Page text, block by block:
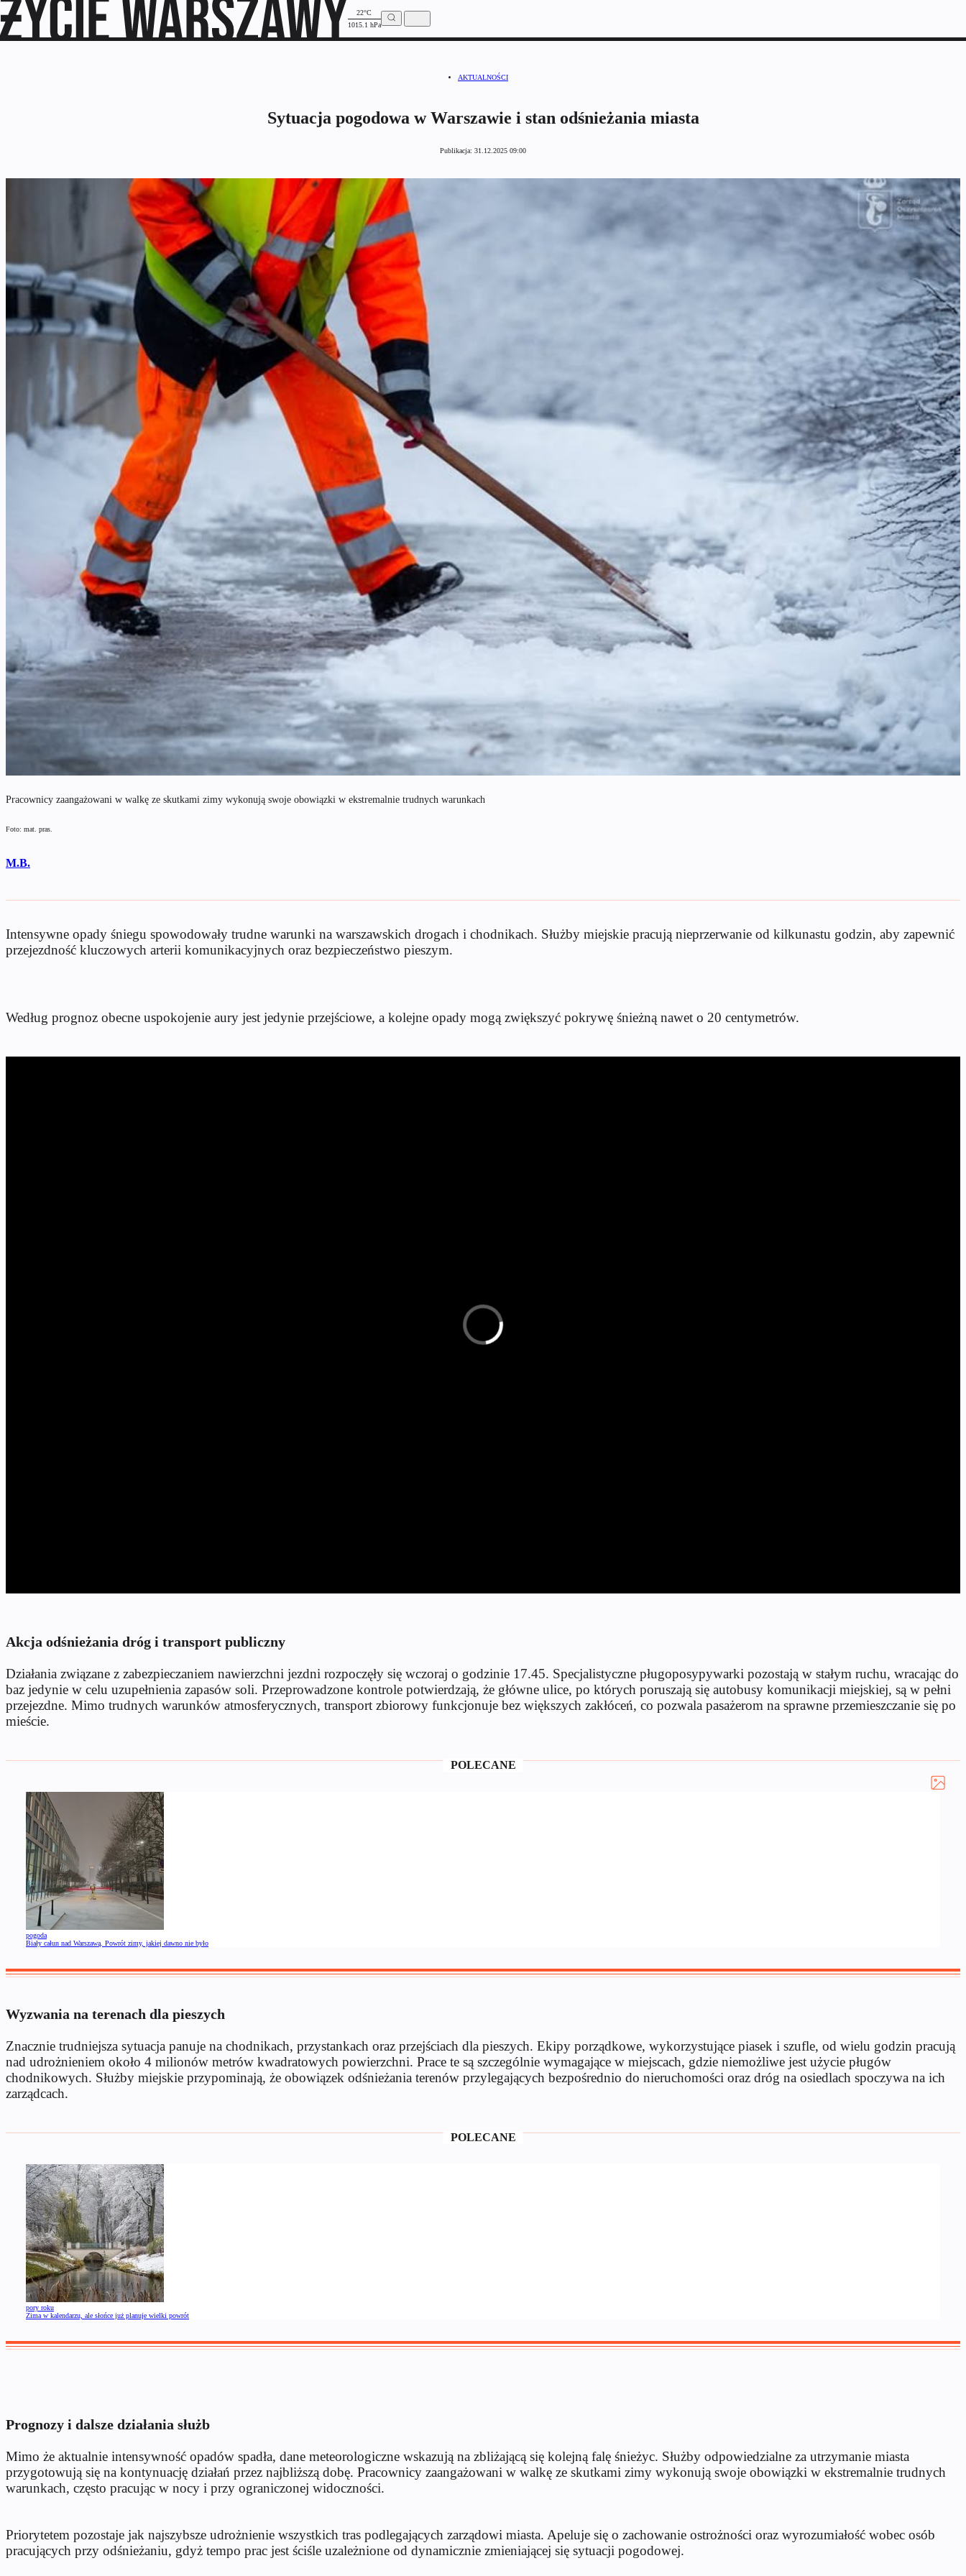
22°C
1015.1 hPa
AKTUALNOŚCI
Sytuacja pogodowa w Warszawie i stan odśnieżania miasta
Publikacja: 31.12.2025 09:00
Pracownicy zaangażowani w walkę ze skutkami zimy wykonują swoje obowiązki w ekstremalnie trudnych warunkach
Foto: mat. pras.
M.B.
Intensywne opady śniegu spowodowały trudne warunki na warszawskich drogach i chodnikach. Służby miejskie pracują nieprzerwanie od kilkunastu godzin, aby zapewnić
przejezdność kluczowych arterii komunikacyjnych oraz bezpieczeństwo pieszym.
Według prognoz obecne uspokojenie aury jest jedynie przejściowe, a kolejne opady mogą zwiększyć pokrywę śnieżną nawet o 20 centymetrów.
Akcja odśnieżania dróg i transport publiczny
Działania związane z zabezpieczaniem nawierzchni jezdni rozpoczęły się wczoraj o godzinie 17.45. Specjalistyczne pługoposypywarki pozostają w stałym ruchu, wracając do
baz jedynie w celu uzupełnienia zapasów soli. Przeprowadzone kontrole potwierdzają, że główne ulice, po których poruszają się autobusy komunikacji miejskiej, są w pełni
przejezdne. Mimo trudnych warunków atmosferycznych, transport zbiorowy funkcjonuje bez większych zakłóceń, co pozwala pasażerom na sprawne przemieszczanie się po
mieście.
POLECANE
pogoda
Biały całun nad Warszawą. Powrót zimy, jakiej dawno nie było
Wyzwania na terenach dla pieszych
Znacznie trudniejsza sytuacja panuje na chodnikach, przystankach oraz przejściach dla pieszych. Ekipy porządkowe, wykorzystujące piasek i szufle, od wielu godzin pracują
nad udrożnieniem około 4 milionów metrów kwadratowych powierzchni. Prace te są szczególnie wymagające w miejscach, gdzie niemożliwe jest użycie pługów
chodnikowych. Służby miejskie przypominają, że obowiązek odśnieżania terenów przylegających bezpośrednio do nieruchomości oraz dróg na osiedlach spoczywa na ich
zarządcach.
POLECANE
pory roku
Zima w kalendarzu, ale słońce już planuje wielki powrót
Prognozy i dalsze działania służb
Mimo że aktualnie intensywność opadów spadła, dane meteorologiczne wskazują na zbliżającą się kolejną falę śnieżyc. Służby odpowiedzialne za utrzymanie miasta
przygotowują się na kontynuację działań przez najbliższą dobę. Pracownicy zaangażowani w walkę ze skutkami zimy wykonują swoje obowiązki w ekstremalnie trudnych
warunkach, często pracując w nocy i przy ograniczonej widoczności.
Priorytetem pozostaje jak najszybsze udrożnienie wszystkich tras podlegających zarządowi miasta. Apeluje się o zachowanie ostrożności oraz wyrozumiałość wobec osób
pracujących przy odśnieżaniu, gdyż tempo prac jest ściśle uzależnione od dynamicznie zmieniającej się sytuacji pogodowej.